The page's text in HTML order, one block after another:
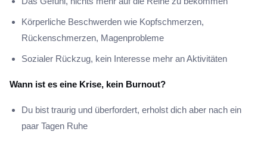
Körperliche Beschwerden wie Kopfschmerzen,
Rückenschmerzen, Magenprobleme
Sozialer Rückzug, kein Interesse mehr an Aktivitäten
Wann ist es eine Krise, kein Burnout?
Du bist traurig und überfordert, erholst dich aber nach ein
paar Tagen Ruhe